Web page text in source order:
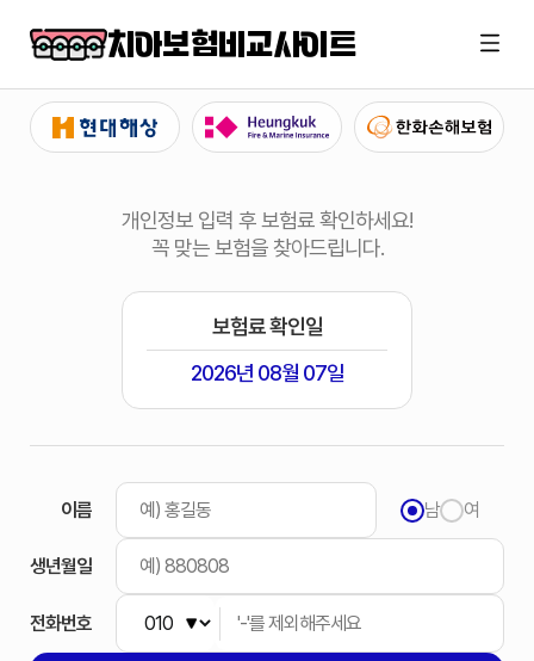
치아보험비교사이트
개인정보 입력 후 보험료 확인하세요!
꼭 맞는 보험을 찾아드립니다.
보험료 확인일
2026년 08월 07일
이름 남 여
생년월일
전화번호